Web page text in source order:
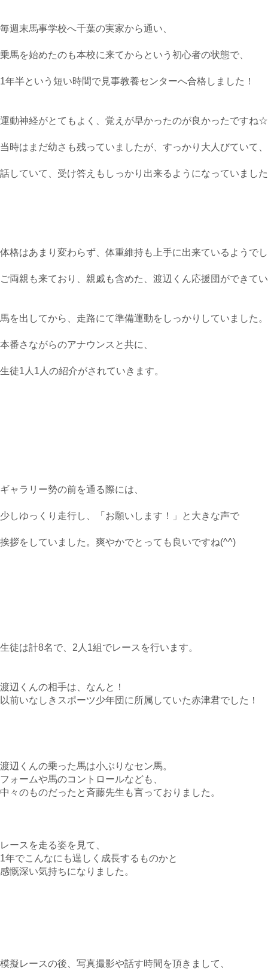
毎週末馬事学校へ千葉の実家から通い、
乗馬を始めたのも本校に来てからという初心者の状態で、
1年半という短い時間で見事教養センターへ合格しました！
運動神経がとてもよく、覚えが早かったのが良かったですね☆
当時はまだ幼さも残っていましたが、すっかり大人びていて、
話していて、受け答えもしっかり出来るようになっていまし
体格はあまり変わらず、体重維持も上手に出来ているようで
ご両親も来ており、親戚も含めた、渡辺くん応援団ができて
馬を出してから、走路にて準備運動をしっかりしていました。
本番さながらのアナウンスと共に、
生徒1人1人の紹介がされていきます。
ギャラリー勢の前を通る際には、
少しゆっくり走行し、「お願いします！」と大きな声で
挨拶をしていました。爽やかでとっても良いですね(^^)
生徒は計8名で、2人1組でレースを行います。
渡辺くんの相手は、なんと！
以前いなしきスポーツ少年団に所属していた赤津君でした！
渡辺くんの乗った馬は小ぶりなセン馬。
フォームや馬のコントロールなども、
中々のものだったと斉藤先生も言っておりました。
レースを走る姿を見て、
1年でこんなにも逞しく成長するものかと
感慨深い気持ちになりました。
模擬レースの後、写真撮影や話す時間を頂きまして、